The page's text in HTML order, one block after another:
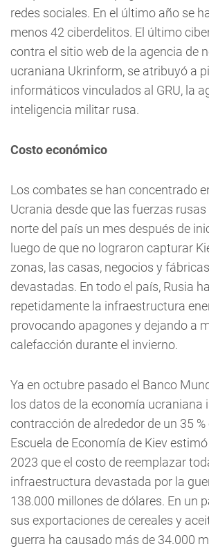
redes sociales. En el último año se
menos 42 ciberdelitos. El último
contra el sitio web de la agencia de
ucraniana Ukrinform, se atribuyó a
informáticos vinculados al GRU, la
inteligencia militar rusa.
Costo económico
Los combates se han concentrado
Ucrania desde que las fuerzas rusas
norte del país un mes después de
luego de que no lograron capturar
zonas, las casas, negocios y
devastadas. En todo el país, Rusia
repetidamente la infraestructura
provocando apagones y dejando a
calefacción durante el invierno.
Ya en octubre pasado el Banco
los datos de la economía ucraniana
contracción de alrededor de un 35 %
Escuela de Economía de Kiev
2023 que el costo de reemplazar
infraestructura devastada por la
138.000 millones de dólares. En un
sus exportaciones de cereales y
guerra ha causado más de 34.000